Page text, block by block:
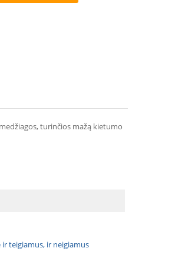
turinčios mažą kietumo
teigiamus, ir neigiamus